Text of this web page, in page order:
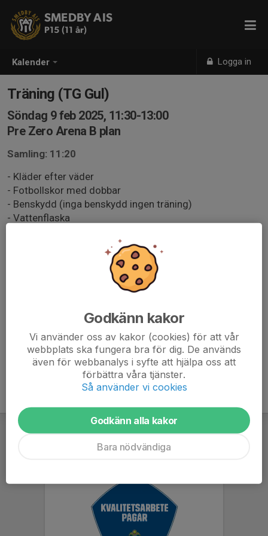
Kalender Logga in
SMEDBY AIS
P15 (11 år)
Träning (TG Gul)
Söndag 9 feb 2025, 11:30-13:00
Pre Zero Arena B plan
Samling: 11:20
- Kläder efter väder
- Fotbollskor med dobbar
- Benskydd (inga benskydd ingen träning)
- Vattenflaska
- Se till att spelaren är redo att 100% på träningen i alla
- Se till att spelaren ätit mellanmål innan träningen
Godkänn kakor
Vi använder oss av kakor (cookies) för att vår
webbplats ska fungera bra för dig. De används
även för webbanalys i syfte att hjälpa oss att
förbättra våra tjänster.
Så använder vi cookies
Godkänn alla kakor
Bara nödvändiga